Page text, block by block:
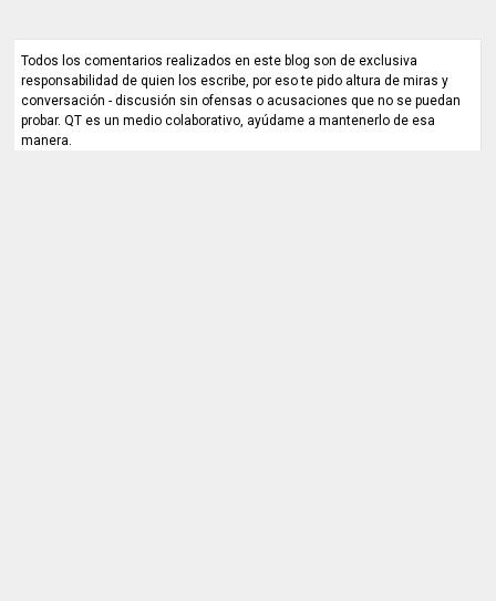
Todos los comentarios realizados en este blog son de exclusiva
responsabilidad de quien los escribe, por eso te pido altura de miras y
conversación - discusión sin ofensas o acusaciones que no se puedan
probar. QT es un medio colaborativo, ayúdame a mantenerlo de esa
manera.